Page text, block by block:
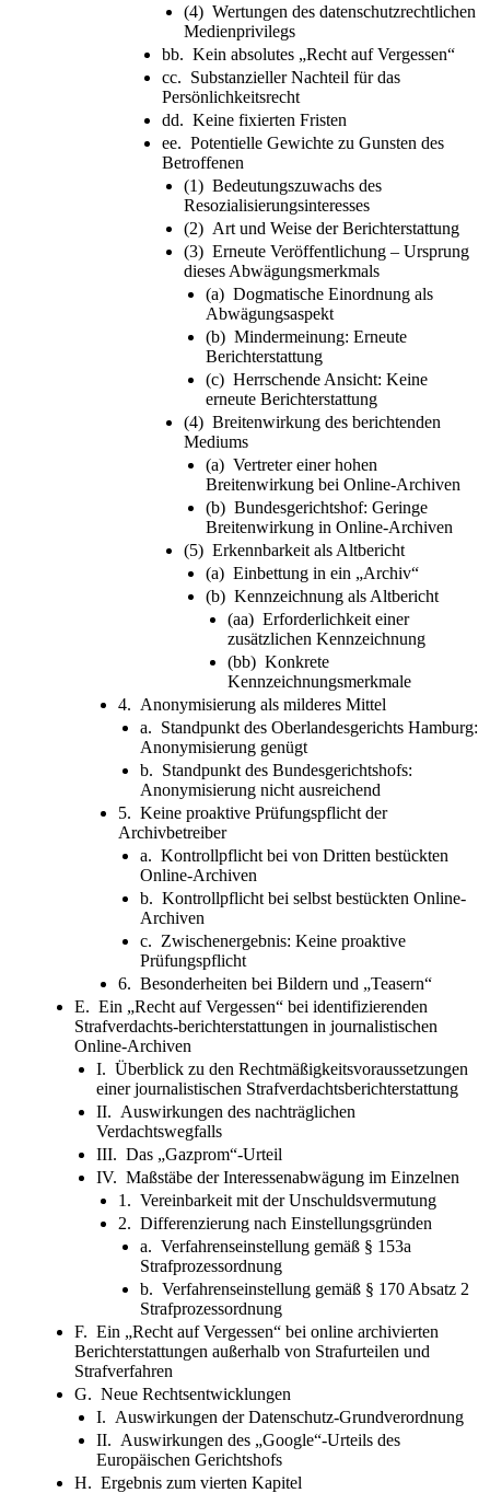
(4) Wertungen des datenschutzrechtlichen
Medienprivilegs
bb. Kein absolutes „Recht auf Vergessen“
cc. Substanzieller Nachteil für das
Persönlichkeitsrecht
dd. Keine fixierten Fristen
ee. Potentielle Gewichte zu Gunsten des
Betroffenen
(1) Bedeutungszuwachs des
Resozialisierungsinteresses
(2) Art und Weise der Berichterstattung
(3) Erneute Veröffentlichung – Ursprung
dieses Abwägungsmerkmals
(a) Dogmatische Einordnung als
Abwägungsaspekt
(b) Mindermeinung: Erneute
Berichterstattung
(c) Herrschende Ansicht: Keine
erneute Berichterstattung
(4) Breitenwirkung des berichtenden
Mediums
(a) Vertreter einer hohen
Breitenwirkung bei Online-Archiven
(b) Bundesgerichtshof: Geringe
Breitenwirkung in Online-Archiven
(5) Erkennbarkeit als Altbericht
(a) Einbettung in ein „Archiv“
(b) Kennzeichnung als Altbericht
(aa) Erforderlichkeit einer
zusätzlichen Kennzeichnung
(bb) Konkrete
Kennzeichnungsmerkmale
4. Anonymisierung als milderes Mittel
a. Standpunkt des Oberlandesgerichts Hamburg:
Anonymisierung genügt
b. Standpunkt des Bundesgerichtshofs:
Anonymisierung nicht ausreichend
5. Keine proaktive Prüfungspflicht der
Archivbetreiber
a. Kontrollpflicht bei von Dritten bestückten
Online-Archiven
b. Kontrollpflicht bei selbst bestückten Online-
Archiven
c. Zwischenergebnis: Keine proaktive
Prüfungspflicht
6. Besonderheiten bei Bildern und „Teasern“
E. Ein „Recht auf Vergessen“ bei identifizierenden
Strafverdachts-berichterstattungen in journalistischen
Online-Archiven
I. Überblick zu den Rechtmäßigkeitsvoraussetzungen
einer journalistischen Strafverdachtsberichterstattung
II. Auswirkungen des nachträglichen
Verdachtswegfalls
III. Das „Gazprom“-Urteil
IV. Maßstäbe der Interessenabwägung im Einzelnen
1. Vereinbarkeit mit der Unschuldsvermutung
2. Differenzierung nach Einstellungsgründen
a. Verfahrenseinstellung gemäß § 153a
Strafprozessordnung
b. Verfahrenseinstellung gemäß § 170 Absatz 2
Strafprozessordnung
F. Ein „Recht auf Vergessen“ bei online archivierten
Berichterstattungen außerhalb von Strafurteilen und
Strafverfahren
G. Neue Rechtsentwicklungen
I. Auswirkungen der Datenschutz-Grundverordnung
II. Auswirkungen des „Google“-Urteils des
Europäischen Gerichtshofs
H. Ergebnis zum vierten Kapitel